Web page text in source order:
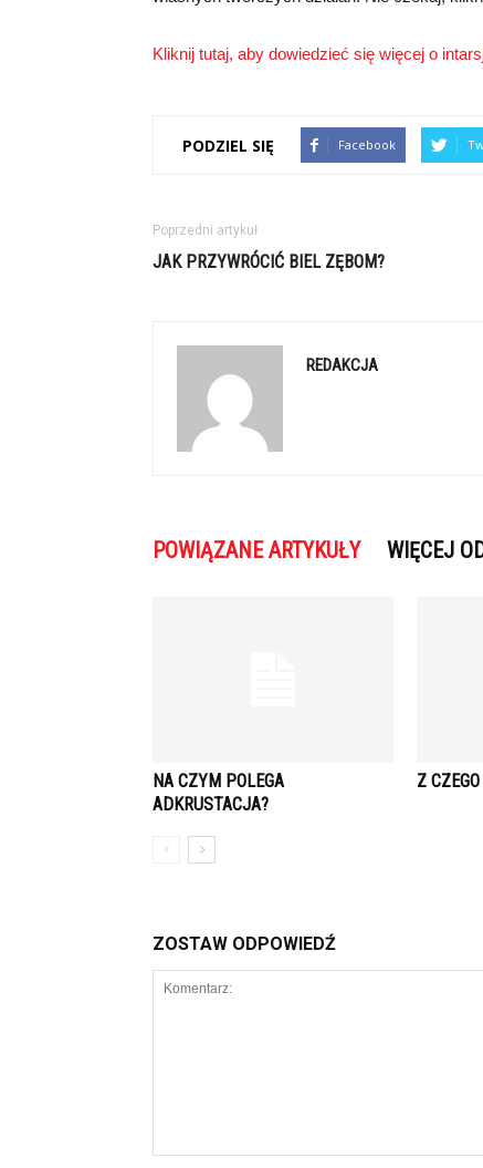
Kliknij tutaj, aby dowiedzieć się więcej o
PODZIEL SIĘ Facebook
Poprzedni artykuł
JAK PRZYWRÓCIĆ BIEL ZĘBOM?
REDAKCJA
POWIĄZANE ARTYKUŁY WIĘCEJ
NA CZYM POLEGA
ADKRUSTACJA?
Z
ZOSTAW ODPOWIEDŹ